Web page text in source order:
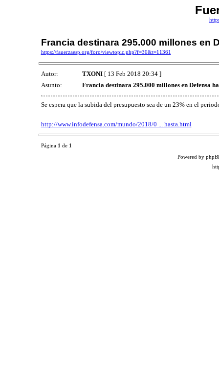
Francia destinara 295.000 millones en
https://fauerzaesp.org/foro/viewtopic.php?f=30&t=11361
Autor: TXONI[ 13 Feb 2018 20:34 ]
Asunto:
Francia destinara 295.000 millones en Defensa
Se espera que la subida del presupuesto sea de un 23% en el
http://www.infodefensa.com/mundo/2018/0 ... hasta.html
Página 1 de 1
Powered by